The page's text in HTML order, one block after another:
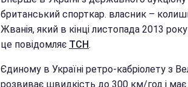
британський спорткар. власник –
Жванія, який в кінці листопада 2013
це повідомляє ТСН.
Єдиному в Україні ретро-кабріолету з
розвиває швидкість до 300 км/год і